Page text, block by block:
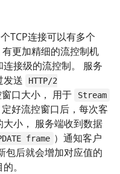
TCP连接可以有多个
更加精细的流控制机
接级的流控制。 服务
发送
HTTP/2
口大小， 用于 Stream
好流控窗口后，每次客
小， 服务端收到数据
frame ）通知客户
包后就会增加对应值的
。